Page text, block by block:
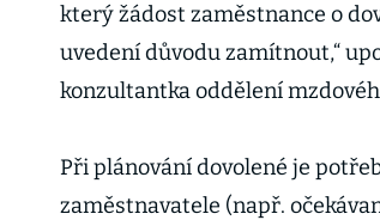
který žádost zaměstnance o
uvedení důvodu zamítnout,“
konzultantka oddělení
Při plánování dovolené je
zaměstnavatele (např.